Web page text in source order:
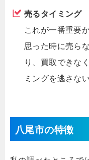
売るタイミング
これが一番重要
思った時に売ら
り、買取できな
ミングを逃さな
八尾市の特徴